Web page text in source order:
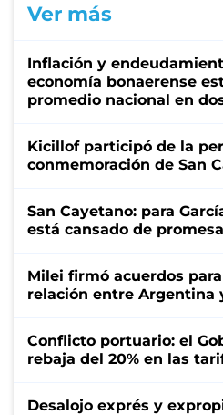
Ver más
Inflación y
economía bonaerense
promedio nacional en
Kicillof participó de la
conmemoración de San
San Cayetano: para
está cansado de
Milei firmó acuerdos
relación entre Argentina
Conflicto portuario: el
rebaja del 20% en las
Desalojo exprés y